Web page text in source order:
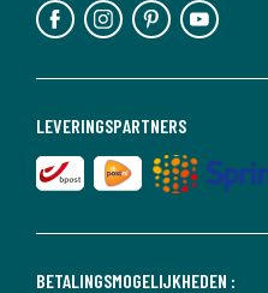
BETALINGSMOGELIJKHEDEN :
LEVERINGSPARTNERS